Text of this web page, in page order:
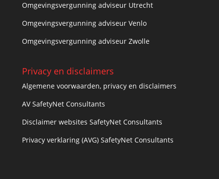
Omgevingsvergunning adviseur Utrecht
Omgevingsvergunning adviseur Venlo
Omgevingsvergunning adviseur Zwolle
Privacy en disclaimers
Algemene voorwaarden, privacy en disclaimers
AV SafetyNet Consultants
Disclaimer websites SafetyNet Consultants
Privacy verklaring (AVG) SafetyNet Consultants